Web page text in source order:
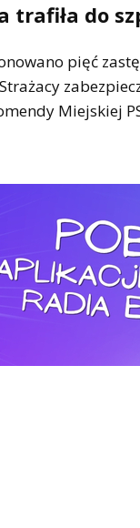
trafiła do
pięć
Miejskiej